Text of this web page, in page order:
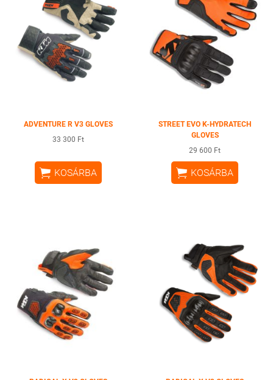
ADVENTURE R V3 GLOVES
33 300 Ft
 KOSÁRBA
STREET EVO K-HYDRATECH
GLOVES
29 600 Ft
 KOSÁRBA